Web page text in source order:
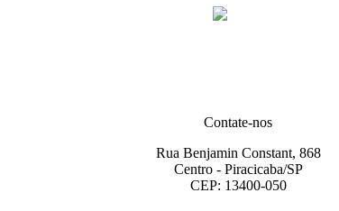
Contate-nos
Rua Benjamin Constant, 868
Centro - Piracicaba/SP
CEP: 13400-050